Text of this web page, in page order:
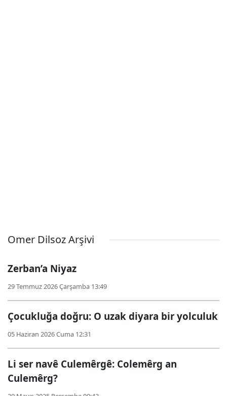
Omer Dilsoz Arşivi
Zerban’a Niyaz
29 Temmuz 2026 Çarşamba 13:49
Çocukluğa doğru: O uzak diyara bir yolculuk
05 Haziran 2026 Cuma 12:31
Li ser navê Culemêrgê: Colemêrg an
Culemêrg?